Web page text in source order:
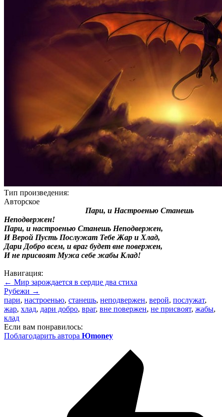
Тип произведения:
Авторское
Пари, и Настроенью Станешь
Неподвержен!
Пари, и настроенью Станешь Неподвержен,
И Верой Пусть Послужат Тебе Жар и Хлад,
Дари Добро всем, и враг будет вне повержен,
И не присвоят Мужа себе жабы Клад!
Навигация:
← Мир зарождается в сердце два стиха
Рубежи →
пари, настроенью, станешь, неподвержен, верой, послужат,
жар, хлад, дари добро, враг, вне повержен, не присвоят, жабы,
клад
Если вам понравилось:
Поблагодарить автора Юmoney